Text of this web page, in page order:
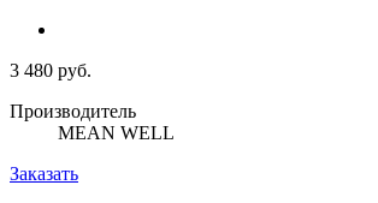
3 480 руб.
Производитель
MEAN WELL
Заказать